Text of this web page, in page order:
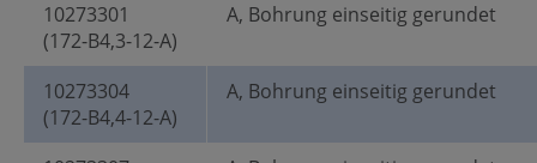
10273301
(172-B4,3-12-A)
A, Bohrung einseitig gerundet
10273304
(172-B4,4-12-A)
A, Bohrung einseitig gerundet